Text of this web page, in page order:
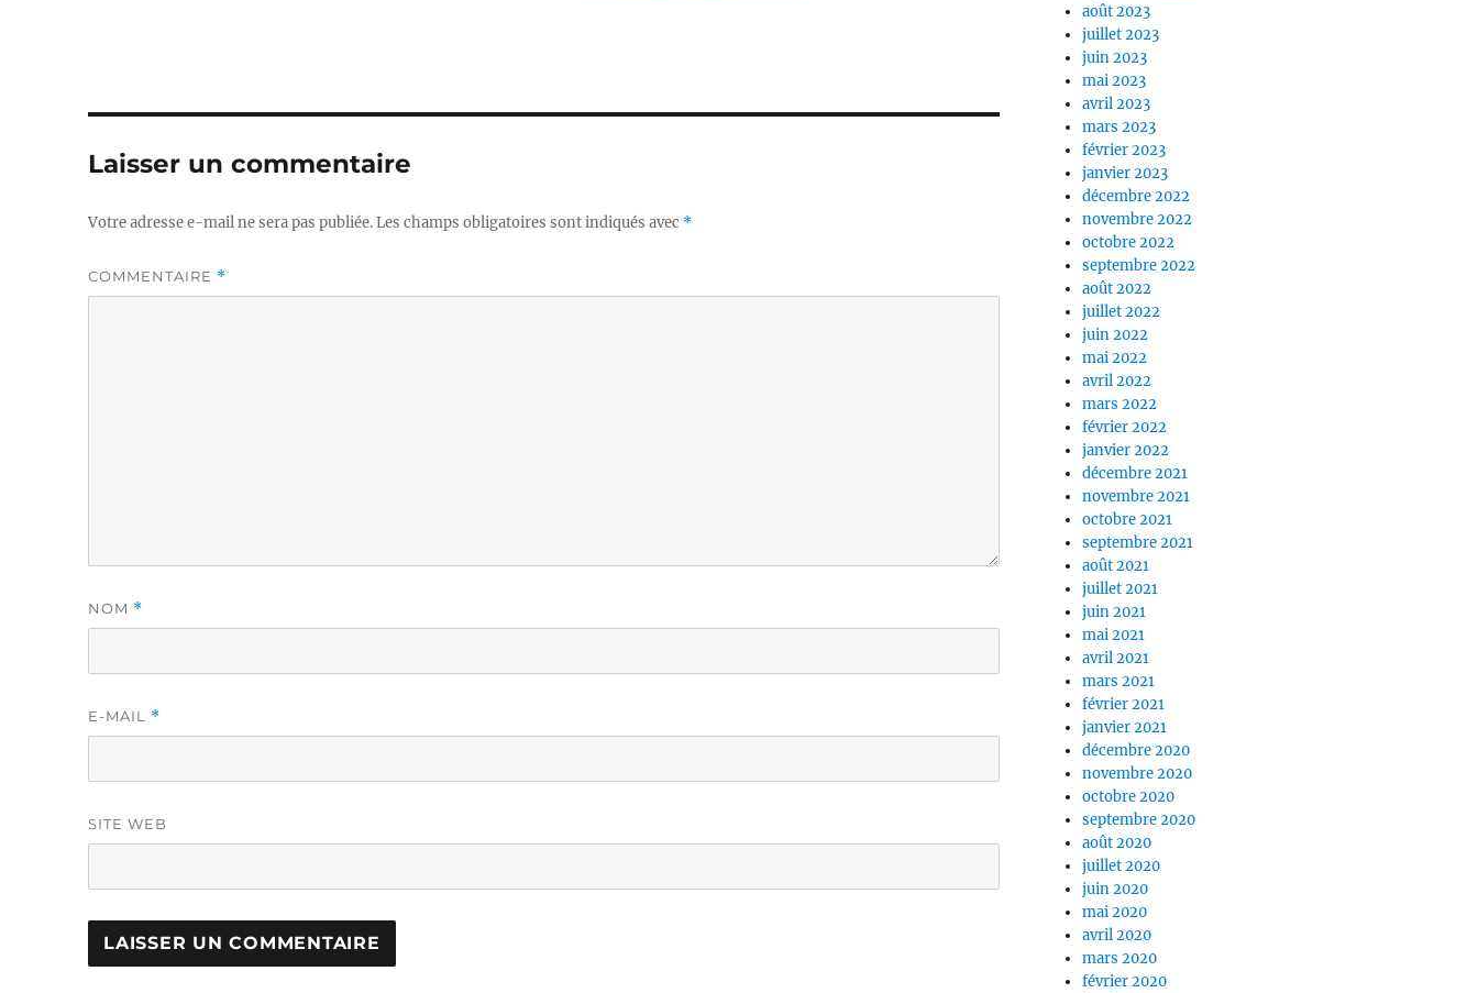
Laisser un commentaire
Votre adresse e-mail ne sera pas publiée.Les champs obligatoires sont indiqués avec *
COMMENTAIRE *
NOM *
E-MAIL *
SITE WEB
août 2023
juillet 2023
juin 2023
mai 2023
avril 2023
mars 2023
février 2023
janvier 2023
décembre 2022
novembre 2022
octobre 2022
septembre 2022
août 2022
juillet 2022
juin 2022
mai 2022
avril 2022
mars 2022
février 2022
janvier 2022
décembre 2021
novembre 2021
octobre 2021
septembre 2021
août 2021
juillet 2021
juin 2021
mai 2021
avril 2021
mars 2021
février 2021
janvier 2021
décembre 2020
novembre 2020
octobre 2020
septembre 2020
août 2020
juillet 2020
juin 2020
mai 2020
avril 2020
mars 2020
février 2020